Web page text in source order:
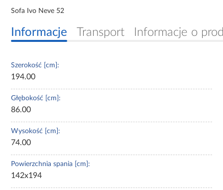
Sofa Ivo Neve 52
Informacje Transport Informacje o
Szerokość [cm]:
194.00
Głębokość [cm]:
86.00
Wysokość [cm]:
74.00
Powierzchnia spania [cm]:
142x194